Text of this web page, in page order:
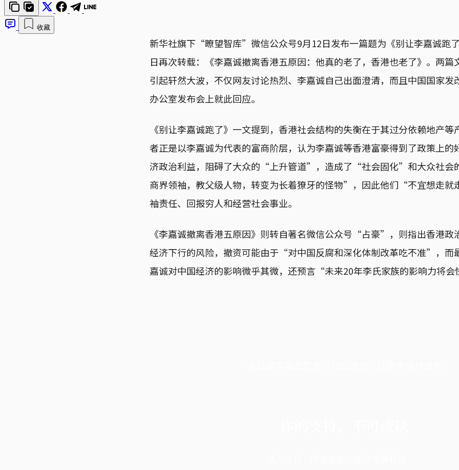
收藏
新华社旗下“瞭望智库”微信公众号9月12日发布一篇题为《别让李嘉诚跑
日再次转载：《李嘉诚撤离香港五原因：他真的老了，香港也老了》。两篇
引起轩然大波，不仅网友讨论热烈、李嘉诚自己出面澄清，而且中国国家发
办公室发布会上就此回应。
《别让李嘉诚跑了》一文提到，香港社会结构的失衡在于其过分依赖地产
者正是以李嘉诚为代表的富商阶层，认为李嘉诚等香港富豪得到了政策上的
济政治利益，阻碍了大众的“上升管道”，造成了“社会固化”和大众社会
商界领袖，教父级人物，转变为长着獠牙的怪物”，因此他们“不宜想走
袖责任、回报穷人和经营社会事业。
《李嘉诚撤离香港五原因》则转自著名微信公众号“占豪”，则指出香港政
经济下行的风险，撤资可能由于“对中国反腐和深化体制改革吃不准”，而
嘉诚对中国经济的影响微乎其微，还预言“未来20年李氏家族的影响力将